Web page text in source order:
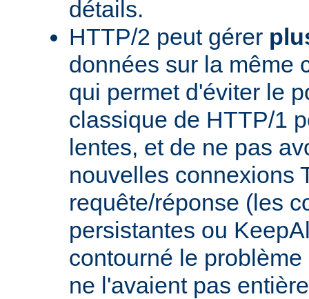
détails.
HTTP/2 peut gérer
données sur la même
qui permet d'éviter le
classique de HTTP/1
lentes, et de ne pas
nouvelles connexions
requête/réponse (les
persistantes ou
contourné le
ne l'avaient pas